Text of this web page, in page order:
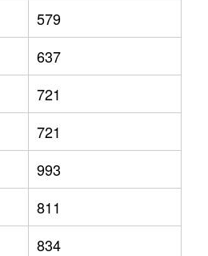
579
637
721
721
993
811
834